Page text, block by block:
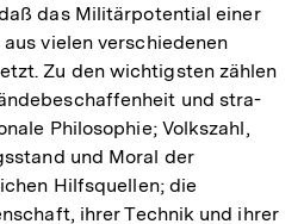
das Militärpotential einer
vielen verschiedenen
Zu den wichtigsten zählen
und stra-
Philosophie; Volkszahl,
und Moral der
Hilfsquellen; die
ihrer Technik und ihrer